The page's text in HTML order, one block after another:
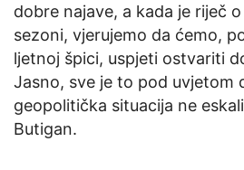
dobre najave, a kada je riječ
sezoni, vjerujemo da ćemo,
ljetnoj špici, uspjeti ostvariti
Jasno, sve je to pod uvjetom
geopolitička situacija ne
Butigan.